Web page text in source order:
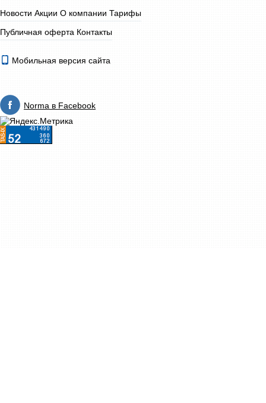
Новости Акции О компании Тарифы
Публичная оферта Контакты
Мобильная версия сайта
Norma в Facebook